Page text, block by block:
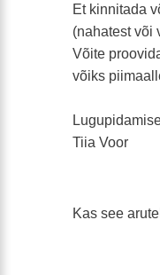
Et kinnitada
(nahatest või
Võite
võiks
Tiia Voor
Kas see